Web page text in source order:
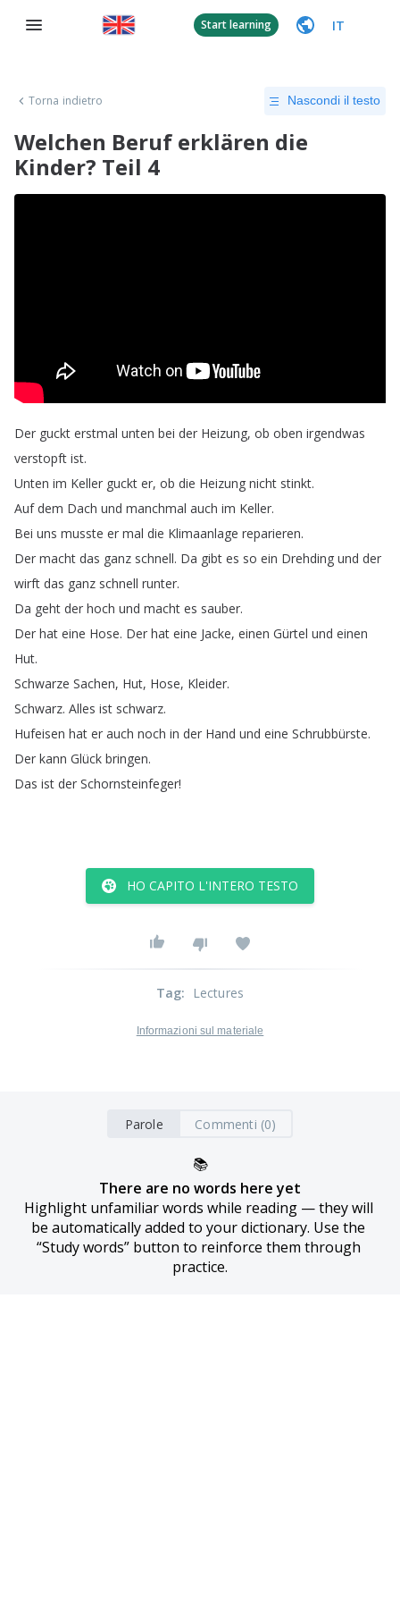
Start learning IT
Torna indietro Nascondi il testo
Welchen Beruf erklären die
Kinder? Teil 4
Der guckt erstmal unten bei der Heizung, ob oben irgendwas
verstopft ist.
Unten im Keller guckt er, ob die Heizung nicht stinkt.
Auf dem Dach und manchmal auch im Keller.
Bei uns musste er mal die Klimaanlage reparieren.
Der macht das ganz schnell. Da gibt es so ein Drehding und der
wirft das ganz schnell runter.
Da geht der hoch und macht es sauber.
Der hat eine Hose. Der hat eine Jacke, einen Gürtel und einen
Hut.
Schwarze Sachen, Hut, Hose, Kleider.
Schwarz. Alles ist schwarz.
Hufeisen hat er auch noch in der Hand und eine Schrubbürste.
Der kann Glück bringen.
Das ist der Schornsteinfeger!
HO CAPITO L'INTERO TESTO
Tag: Lectures
Informazioni sul materiale
Parole Commenti (0)
📚
There are no words here yet
Highlight unfamiliar words while reading — they will
be automatically added to your dictionary. Use the
“Study words” button to reinforce them through
practice.